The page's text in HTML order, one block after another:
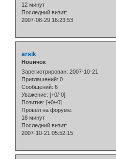
12 минут
Последний визит:
2007-08-29 16:23:53
arsik
Новичок
Зарегистрирован: 2007-10-21
Приглашений: 0
Сообщений: 6
Уважение: [+0/-0]
Позитив: [+0/-0]
Провел на форуме:
18 минут
Последний визит:
2007-10-21 05:52:15